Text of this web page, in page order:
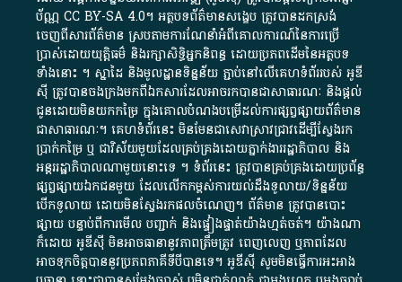
ប័ណ្ណ​CC BY-SA 4.0។​ អត្ថបទ​ព័ត៌មាន​សង្ខេប​ ត្រូវ​បាន​ដកស្រង់​
ចេញពី​សារព័ត៌មាន ស្របតាមការ​ណែនាំ​អំពី​គោលការណ៍​នៃ​ការ​ប្រើ
ប្រាស់​ដោយ​យុត្តិធម៌​ និង​រក្សាសិទ្ធិអ្នកនិពន្ធ ដោយ​ប្រភពដើម​នៃ​​អត្ថបទ
ទាំង​នោះ​ ។​ ស្នាដៃ​ និង​មូលដ្ឋាន​ទិន្នន័យ ​ភ្ជាប់​នៅ​លើ​គេហទំព័រ​របស់​ អូ​ឌី​
ស៊ី​ ត្រូវ​បាន​ចងក្រង​មក​ពី​ឯកសារ​ដែល​អាច​រក​បានជា​សាធារណៈ​ និង​ផ្តល់​
ជូន​ដោយ​មិន​យក​កម្រៃ​ ក្នុង​គោលបំណង​បម្រើ​ដល់ការ​ផ្សព្វផ្សាយ​ព័ត៌មាន​
ជា​សាធារណៈ​។​ គេហទំព័រ​នេះ​ មិនមែន​ជា​សេវា​ស្រាវជ្រាវ​ដើម្បី​ស្វែងរក
ប្រាក់​កម្រៃ​ ឬ​ ជា​វិស័យ​មួយ​ដែល​គ្រប់គ្រង​ដោយ​ភ្នាក់ងារ​រដ្ឋាភិបាល​ និង ​
អន្តររដ្ឋាភិបាល​ណាមួយ​នោះ​ទេ ​។​ ទំព័រ​នេះ​ ត្រូវ​បាន​គ្រប់គ្រង​ដោយ​ប្រព័ន្ធ​
ផ្សព្វផ្សាយ​ឯកជន​មួយ​ ដែល​លើកកម្ពស់​ការ​យល់​ដឹង​ទូលាយ​/​ទិន្នន័យ​
បើក​ទូលាយ​ ដោយ​មិនស្វែង​រក​ផល​ចំណេញ​។​ ព័ត៌មាន​ ត្រូវ​បាន​បោះ
ផ្សាយ​ បន្ទាប់​ពី​ការ​មើល​ បញ្ជាក់​ និង​ផ្ទៀងផ្ទាត់​យ៉ាង​ហ្មត់ចត់​។​ យ៉ាងណា​
ក៏​ដោយ​ អូ​ឌី​ស៊ី​ មិន​អាច​ធានា​នូវ​ភាព​ត្រឹមត្រូវ​ ពេញលេញ​ ឬ​ភាព​ដែល​
អាច​ទុកចិត្ត​បាននូវ​ប្រភព​ភាគី​ទី​បី​បាន​ទេ​។​ អូ​ឌី​ស៊ី​ សូម​មិន​ធ្វើការ​អះអាង​